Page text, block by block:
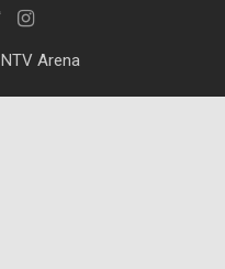
NTV Arena